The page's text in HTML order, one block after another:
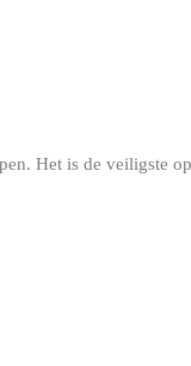
Het is de veiligste